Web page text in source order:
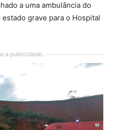
a uma ambulância do
grave para o Hospital
a publicidade..